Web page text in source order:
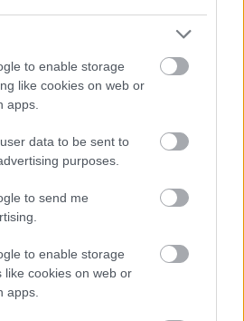
to enable storage
like cookies on web or
apps.
data to be sent to
purposes.
to send me
to enable storage
like cookies on web or
apps.
United2026-08-12 20:30
adományoddal